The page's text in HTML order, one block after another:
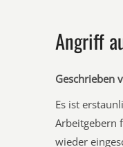
Angriff
Geschrieben
Es ist
Arbeitgebern
wieder